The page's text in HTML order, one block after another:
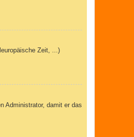
Zeit, ...)
Administrator, damit er das